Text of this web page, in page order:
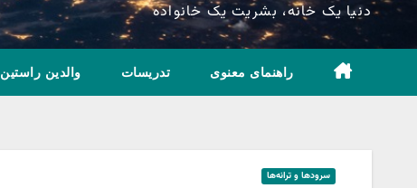
دنیا یک خانه، بشریت یک خانواده
راهنمای معنوی تدریسات والدین راستین
سرودها و ترانه‌ها